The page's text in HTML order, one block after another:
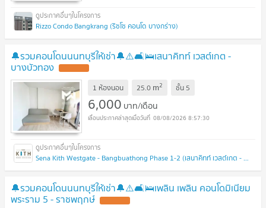
Rizzo Condo Bangkrang (ริซโซ คอนโด บางกร่าง)
🔔รวมคอนโดนนนทบุรีให้เช่า🔔⚠️🛋️🛌เสนาคิทท์ เวสต์เกต -
บางบัวทอง
1 ห้องนอน 25.0 m2 ชั้น 5
6,000 บาท/เดือน
08/08/2026 8:57:30
Sena Kith Westgate - Bangbuathong Phase 1-2 (เสนาคิทท์ เวสต์เกต - บางบัวทอง เฟส 1-2 )
🔔รวมคอนโดนนนทบุรีให้เช่า🔔⚠️🛋️🛌เพลิน เพลิน คอนโดมิเนียม
พระราม 5 - ราชพฤกษ์